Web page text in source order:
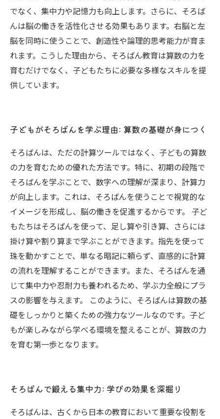
でなく、集中力や記憶力も向上します。さらに、そろば
んは脳の働きを活性化させる効果もあります。右脳と左
脳を同時に使うことで、創造性や論理的思考能力が育ま
れます。こうした理由から、そろばん教育は算数の力を
育むだけでなく、子どもたちに必要な多様なスキルを提
供しています。
子どもがそろばんを学ぶ理由: 算数の基礎が身につく
そろばんは、ただの計算ツールではなく、子どもの算数
の力を育むための優れた方法です。特に、初期の段階で
そろばんを学ぶことで、数字への理解が深まり、計算力
が向上します。これは、そろばんを使うことで視覚的な
イメージを形成し、脳の働きを促進するからです。 子ど
もたちはそろばんを使って、足し算や引き算、さらには
掛け算や割り算まで学ぶことができます。指先を使って
珠を動かすことで、単なる暗記に頼らず、直感的に計算
の流れを理解することができます。また、そろばんを通
じて集中力や忍耐力も養われるため、学ぶ力全般にプラ
スの影響を与えます。 このように、そろばんは算数の基
礎をしっかりと築くための強力なツールなのです。子ど
もが楽しみながら学べる環境を整えることが、算数の力
を育む第一歩となります。
そろばんで鍛える集中力: 学びの効果を深掘り
そろばんは、古くから日本の教育において重要な役割を